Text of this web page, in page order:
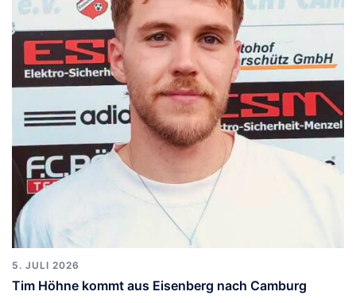
5. JULI 2026
Tim Höhne kommt aus Eisenberg nach Camburg